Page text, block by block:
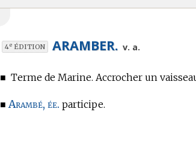
4e ÉDITION ARAMBER. v. a.
■ Terme de Marine. Accrocher un
■ Arambé, ée. participe.